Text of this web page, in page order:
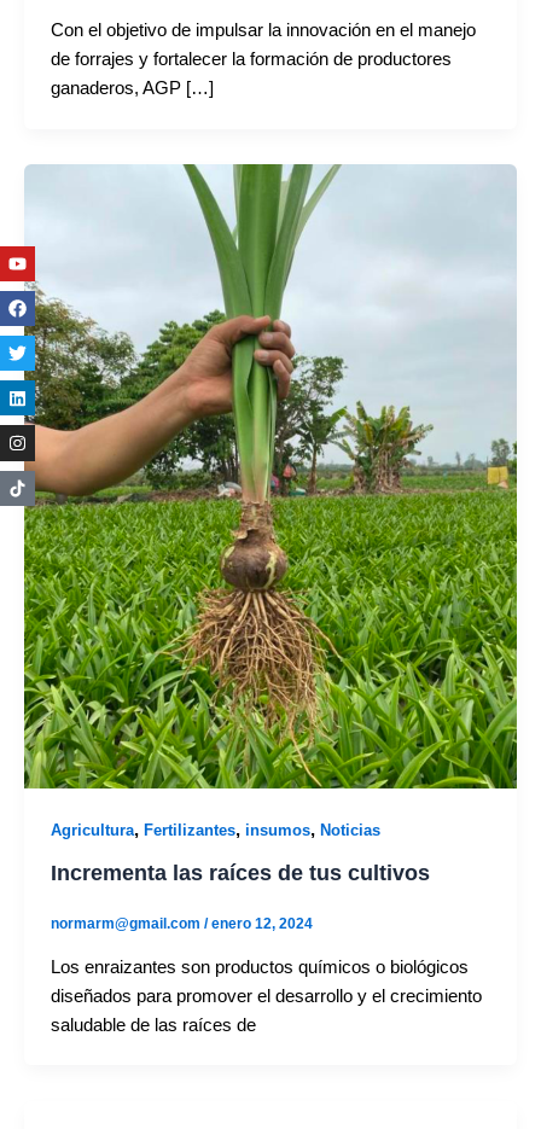
Con el objetivo de impulsar la innovación en el manejo
de forrajes y fortalecer la formación de productores
ganaderos, AGP […]
Agricultura, Fertilizantes, insumos, Noticias
Incrementa las raíces de tus cultivos
normarm@gmail.com /enero 12, 2024
Los enraizantes son productos químicos o biológicos
diseñados para promover el desarrollo y el crecimiento
saludable de las raíces de
Youtube
Facebook
Twitter
Linkedin
Instagram